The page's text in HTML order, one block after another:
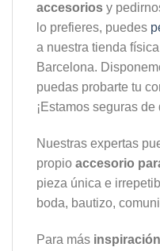
accesorios y
lo prefieres, puedes
a nuestra tienda
Barcelona.
puedas probarte tu
¡Estamos seguras
Nuestras expertas
propio accesorio
pieza única e
boda, bautizo,
Para más inspiración